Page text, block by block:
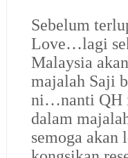
Sebelum
Love…lagi
Malaysia
majalah Saji
ni…nanti QH
dalam
semoga akan